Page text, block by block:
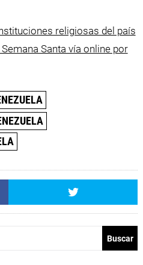
religiosas del país
Santa vía online por